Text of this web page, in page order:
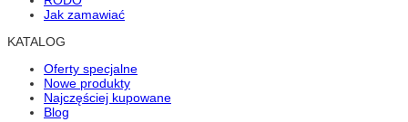
Jak zamawiać
KATALOG
Oferty specjalne
Nowe produkty
Najczęściej kupowane
Blog